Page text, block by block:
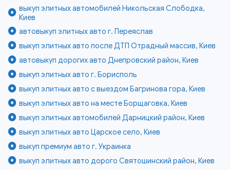
выкуп элитных автомобилей Никольская Слободка,
Киев
автовыкуп элитных авто г. Переяслав
выкуп элитных авто после ДТП Отрадный массив, Киев
автовыкуп дорогих авто Днепровский район, Киев
выкуп элитных авто г. Борисполь
выкуп элитных авто с выездом Багринова гора, Киев
выкуп элитных авто на месте Борщаговка, Киев
выкуп элитных автомобилей Дарницкий район, Киев
выкуп элитных авто Царское село, Киев
выкуп премиум авто г. Украинка
выкуп элитных авто дорого Святошинский район, Киев